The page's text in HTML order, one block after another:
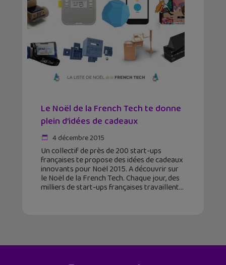
Le Noël de la French Tech te donne
plein d’idées de cadeaux
4 décembre 2015
Un collectif de près de 200 start-ups
françaises te propose des idées de cadeaux
innovants pour Noël 2015. A découvrir sur
le Noël de la French Tech. Chaque jour, des
milliers de start-ups françaises travaillent